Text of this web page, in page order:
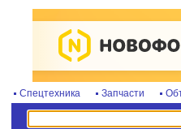
Спецтехника Запчасти